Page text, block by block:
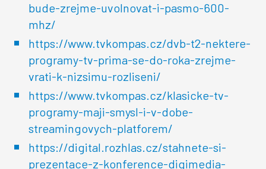
bude-zrejme-uvolnovat-i-pasmo-600-
mhz/
https://www.tvkompas.cz/dvb-t2-nektere-
programy-tv-prima-se-do-roka-zrejme-
vrati-k-nizsimu-rozliseni/
https://www.tvkompas.cz/klasicke-tv-
programy-maji-smysl-i-v-dobe-
streamingovych-platforem/
https://digital.rozhlas.cz/stahnete-si-
prezentace-z-konference-digimedia-